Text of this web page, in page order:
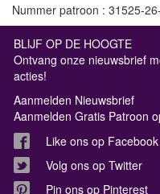
Nummer patroon : 31525-
BLIJF OP DE HOOGTE
Ontvang onze nieuwsbrief
acties!
Aanmelden Nieuwsbrief
Aanmelden Gratis Patroon
Like ons op Facebook
Volg ons op Twitter
Pin ons op Pinterest